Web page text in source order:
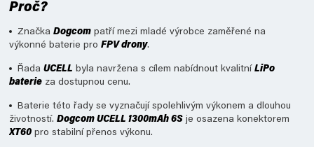
Proč?
Značka Dogcom patří mezi mladé výrobce zaměřené na
výkonné baterie pro FPV drony.
Řada UCELL byla navržena s cílem nabídnout kvalitní LiPo
baterie za dostupnou cenu.
Baterie této řady se vyznačují spolehlivým výkonem a dlouhou
životností. Dogcom UCELL 1300mAh 6S je osazena konektorem
XT60 pro stabilní přenos výkonu.